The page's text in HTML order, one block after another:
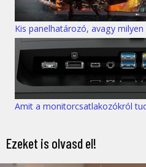
Kis panelhatározó, avagy
Amit a monitorcsatlakozókról
Ezeket is olvasd el!